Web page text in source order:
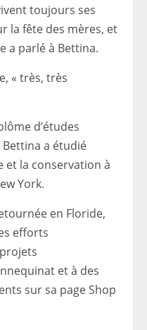
toujours ses
la fête des mères, et
a parlé à Bettina.
« très, très
d’études
Bettina a étudié
et la conservation à
York.
en Floride,
efforts
et à des
sur sa page Shop